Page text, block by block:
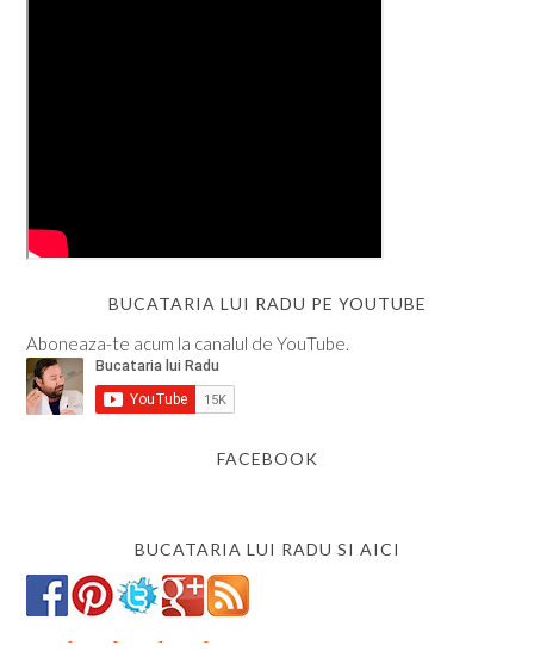
BUCATARIA LUI RADU PE YOUTUBE
Aboneaza-te acum la canalul de YouTube.
FACEBOOK
BUCATARIA LUI RADU SI AICI